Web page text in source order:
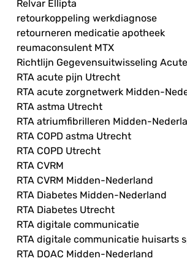
Relvar Ellipta
retourkoppeling werkdiagnose
retourneren medicatie apotheek
reumaconsulent MTX
Richtlijn Gegevensuitwisseling
RTA acute pijn Utrecht
RTA acute zorgnetwerk Midden-
RTA astma Utrecht
RTA atriumfibrilleren Midden-
RTA COPD astma Utrecht
RTA COPD Utrecht
RTA CVRM
RTA CVRM Midden-Nederland
RTA Diabetes Midden-Nederland
RTA Diabetes Utrecht
RTA digitale communicatie
RTA digitale communicatie huisarts
RTA DOAC Midden-Nederland